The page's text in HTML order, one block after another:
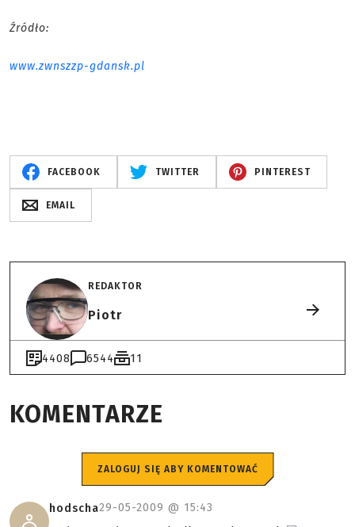
Źródło:
www.zwnszzp-gdansk.pl
FACEBOOK TWITTER PINTEREST
EMAIL
REDAKTOR
Piotr
4408 6544 11
KOMENTARZE
ZALOGUJ SIĘ ABY KOMENTOWAĆ
hodscha29-05-2009 @ 15:43